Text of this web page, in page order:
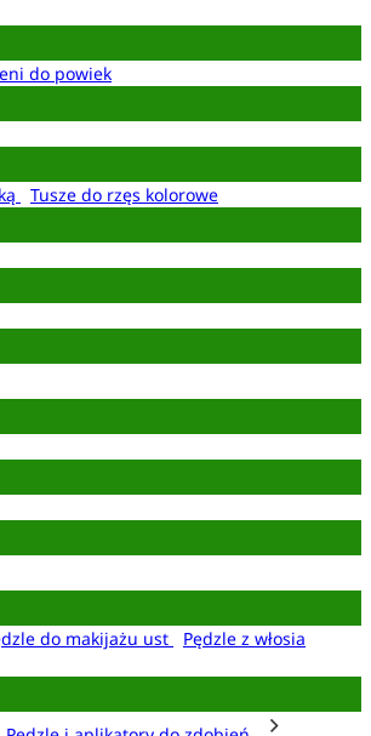
do powiek
Tusze do rzęs kolorowe
do makijażu ust
Pędzle z włosia